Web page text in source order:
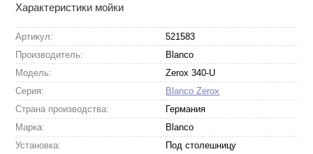
Характеристики мойки
Артикул:
521583
Производитель:
Blanco
Модель:
Zerox 340-U
Серия:
Blanco Zerox
Страна производства:
Германия
Марка:
Blanco
Установка:
Под столешницу